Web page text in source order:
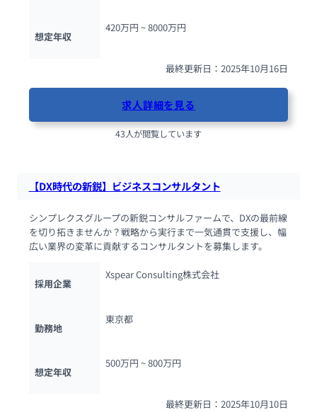
想定年収
420万円 ~ 8000万円
最終更新日：2025年10月16日
求人詳細を見る
43人が閲覧しています
【DX時代の新鋭】ビジネスコンサルタント
シンプレクスグループの新鋭コンサルファームで、DXの最前線
を切り拓きませんか？戦略から実行まで一気通貫で支援し、幅
広い業界の変革に貢献するコンサルタントを募集します。
採用企業
Xspear Consulting株式会社
勤務地
東京都
想定年収
500万円 ~ 800万円
最終更新日：2025年10月10日